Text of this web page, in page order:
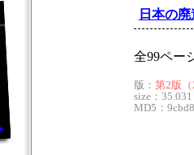
日本の
全99ペー
版： 第2版
size：
MD5：